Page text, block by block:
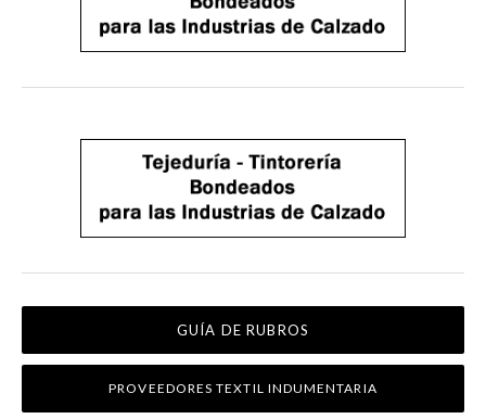
GUÍA DE RUBROS
PROVEEDORES TEXTIL INDUMENTARIA